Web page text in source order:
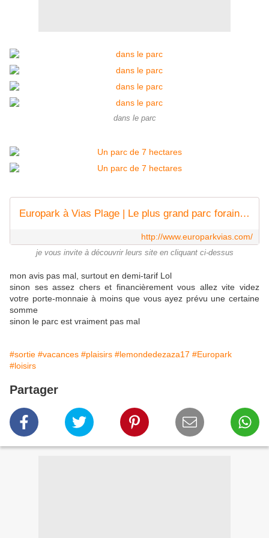
dans le parc
Europark à Vias Plage | Le plus grand parc forain fixe en France
http://www.europarkvias.com/
je vous invite à découvrir leurs site en cliquant ci-dessus
mon avis pas mal, surtout en demi-tarif Lol
sinon ses assez chers et financièrement vous allez vite videz
votre porte-monnaie à moins que vous ayez prévu une certaine
somme
sinon le parc est vraiment pas mal
#sortie #vacances #plaisirs #lemondedezaza17 #Europark
#loisirs
Partager